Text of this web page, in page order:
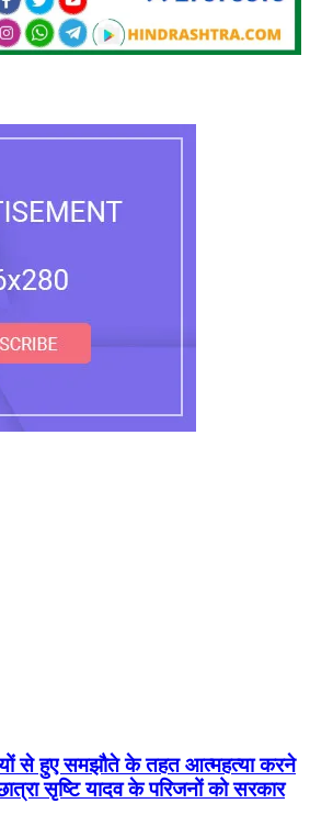
से हुए समझौते के तहत आत्महत्या करने
सृष्टि यादव के परिजनों को सरकार